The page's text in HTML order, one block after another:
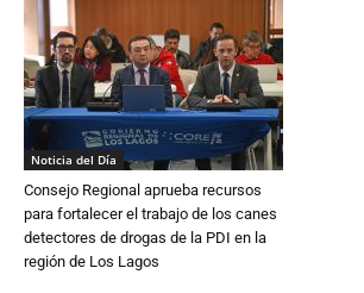
Noticia del Día
Consejo Regional aprueba recursos
para fortalecer el trabajo de los canes
detectores de drogas de la PDI en la
región de Los Lagos